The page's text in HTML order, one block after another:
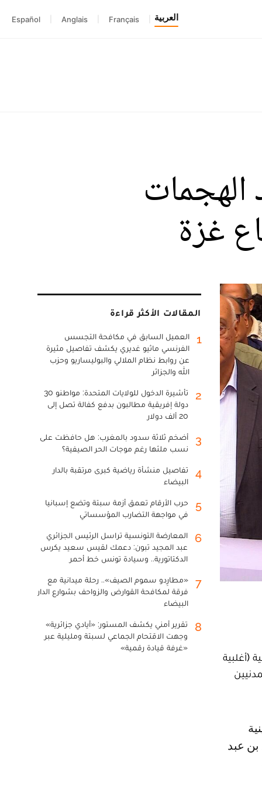
العربية Français
Anglais
Español
الهجمات
غزة
(أغلبية
بن عبد
المقالات الأكثر قراءة
1
العميل السابق في مكافحة التجسس
الفرنسي ماثيو غديري يكشف تفاصيل مثيرة
عن روابط نظام الملالي والبوليساريو وحزب
الله والجزائر
2
تأشيرة الدخول للولايات المتحدة: مواطنو 30
دولة إفريقية مطالبون بدفع كفالة تصل إلى
20 ألف دولار
3
أضخم ثلاثة سدود بالمغرب: هل حافظت على
نسب ملئها رغم موجات الحر الصيفية؟
4
تفاصيل منشأة رياضية كبرى مرتقبة بالدار
البيضاء
5
حرب الأرقام تعمق أزمة سبتة وتضع إسبانيا
في مواجهة التضارب المؤسساتي
6
المعارضة التونسية تراسل الرئيس الجزائري
عبد المجيد تبون: دعمك لقيس سعيد يكرس
الدكتاتورية.. وسيادة تونس خط أحمر
7
«مطارِدو سموم الصيف».. رحلة ميدانية مع
فرقة لمكافحة القوارض والزواحف بشوارع الدار
البيضاء
8
تقرير أمني يكشف المستور: «أيادي جزائرية»
وجهت الاقتحام الجماعي لسبتة ومليلية عبر
«غرفة قيادة رقمية»